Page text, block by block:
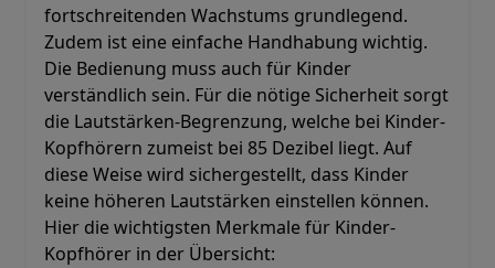
fortschreitenden Wachstums grundlegend.
Zudem ist eine einfache Handhabung wichtig.
Die Bedienung muss auch für Kinder
verständlich sein. Für die nötige Sicherheit sorgt
die Lautstärken-Begrenzung, welche bei Kinder-
Kopfhörern zumeist bei 85 Dezibel liegt. Auf
diese Weise wird sichergestellt, dass Kinder
keine höheren Lautstärken einstellen können.
Hier die wichtigsten Merkmale für Kinder-
Kopfhörer in der Übersicht: